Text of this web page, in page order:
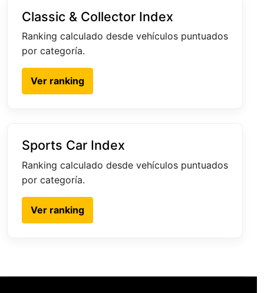
Classic & Collector Index
Ranking calculado desde vehículos puntuados
por categoría.
Ver ranking
Sports Car Index
Ranking calculado desde vehículos puntuados
por categoría.
Ver ranking